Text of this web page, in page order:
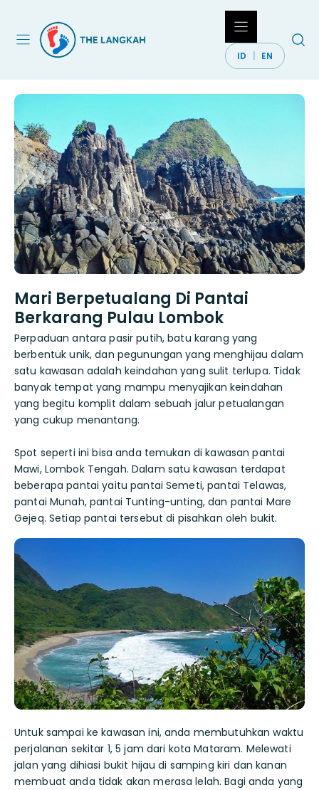
ID EN
Mari Berpetualang Di Pantai
Berkarang Pulau Lombok
Perpaduan antara pasir putih, batu karang yang
berbentuk unik, dan pegunungan yang menghijau dalam
satu kawasan adalah keindahan yang sulit terlupa. Tidak
banyak tempat yang mampu menyajikan keindahan
yang begitu komplit dalam sebuah jalur petualangan
yang cukup menantang.
Spot seperti ini bisa anda temukan di kawasan pantai
Mawi, Lombok Tengah. Dalam satu kawasan terdapat
beberapa pantai yaitu pantai Semeti, pantai Telawas,
pantai Munah, pantai Tunting-unting, dan pantai Mare
Gejeq. Setiap pantai tersebut di pisahkan oleh bukit.
Untuk sampai ke kawasan ini, anda membutuhkan waktu
perjalanan sekitar 1, 5 jam dari kota Mataram. Melewati
jalan yang dihiasi bukit hijau di samping kiri dan kanan
membuat anda tidak akan merasa lelah. Bagi anda yang